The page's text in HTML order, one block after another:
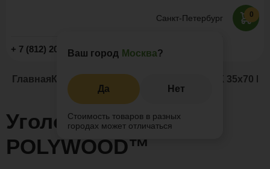
Санкт-Петербург
Ваш город Москва?
Да Нет
Стоимость товаров в разных
городах может отличаться
+ 7 (812) 209-19-59 Заказать звонок
0
Главная Каталог Комплектующие Уголок ДПК 35х70
Уголок ДПК 35х70
POLYWOOD™